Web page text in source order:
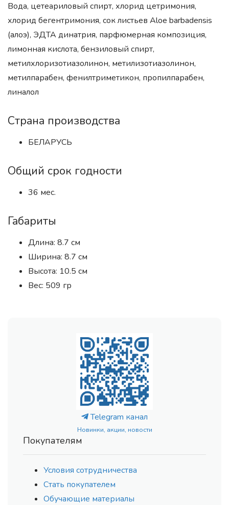
Вода, цетеариловый спирт, хлорид цетримония,
хлорид бегентримония, сок листьев Aloe barbadensis
(алоэ), ЭДТА динатрия, парфюмерная композиция,
лимонная кислота, бензиловый спирт,
метилхлоризотиазолинон, метилизотиазолинон,
метилпарабен, фенилтриметикон, пропилпарабен,
линалол
Страна производства
БЕЛАРУСЬ
Общий срок годности
36 мес.
Габариты
Длина: 8.7 см
Ширина: 8.7 см
Высота: 10.5 см
Вес: 509 гр
Telegram канал
Новинки, акции, новости
Покупателям
Условия сотрудничества
Стать покупателем
Обучающие материалы